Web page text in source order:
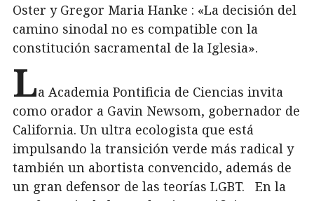
Oster y Gregor Maria Hanke : «La decisión del
camino sinodal no es compatible con la
constitución sacramental de la Iglesia».
La Academia Pontificia de Ciencias invita
como orador a Gavin Newsom, gobernador de
California. Un ultra ecologista que está
impulsando la transición verde más radical y
también un abortista convencido, además de
un gran defensor de las teorías LGBT. En la